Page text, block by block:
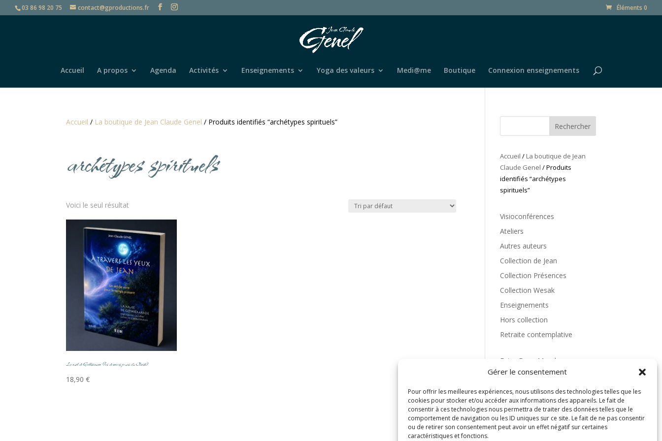
Gérer le consentement
Pour offrir les meilleures expériences, nous utilisons des technologies telles que les
cookies pour stocker et/ou accéder aux informations des appareils. Le fait de
consentir à ces technologies nous permettra de traiter des données telles que le
comportement de navigation ou les ID uniques sur ce site. Le fait de ne pas consentir
ou de retirer son consentement peut avoir un effet négatif sur certaines
caractéristiques et fonctions.
03 86 98 20 75 contact@gproductions.fr Éléments 0
Accueil A propos Agenda Activités Enseignements Yoga des valeurs Medi@me Boutique Connexion enseignements
Accueil / La boutique de Jean Claude Genel / Produits identifiés “archétypes spirituels”
archétypes spirituels
Voici le seul résultat
La nuit de Gethsémani (les derniers jours du Christ)
18,90€
Rechercher
Accueil / La boutique de Jean
Claude Genel / Produits
identifiés “archétypes
spirituels”
Visioconférences
Ateliers
Autres auteurs
Collection de Jean
Collection Présences
Collection Wesak
Enseignements
Hors collection
Retraite contemplative
Entre Deux Mondes
La vie en questions